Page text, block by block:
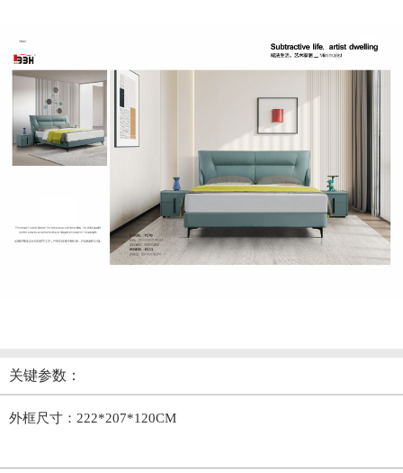
关键参数：
外框尺寸：222*207*120CM